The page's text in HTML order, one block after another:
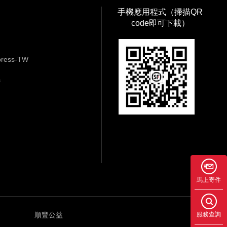
TW
手機應用程式（掃描QR
code即可下載）
順豐公益
馬上寄件
服務查詢